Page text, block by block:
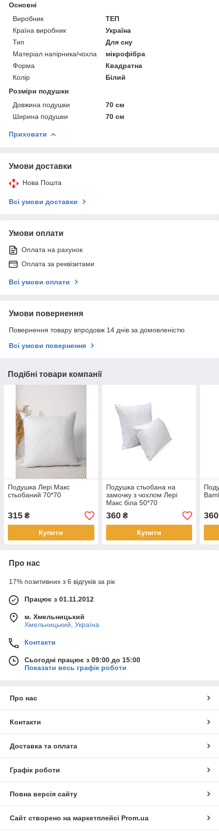
Основні
Виробник
ТЕП
Країна виробник
Україна
Тип
Для сну
Матеріал напірника/чохла
мікрофібра
Форма
Квадратна
Колір
Білий
Розміри подушки
Довжина подушки
70 см
Ширина подушки
70 см
Приховати
Умови доставки
Нова Пошта
Всі умови доставки
Умови оплати
Оплата на рахунок
Оплата за реквізитами
Всі умови оплати
Умови повернення
Повернення товару впродовж 14 днів за домовленістю
Всі умови повернення
Подібні товари компанії
Подушка Лері Макс
стьобаний 70*70
315 ₴
Купити
Подушка стьобана на
замочку з чохлом Лері
Макс біла 50*70
360₴
Купити
360
Про нас
17% позитивних з 6 відгуків за рік
Працює з 01.11.2012
м. Хмельницький
Хмельницький, Україна
Контакти
Сьогодні працює з 09:00 до 15:00
Показати весь графік роботи
Про нас
Контакти
Доставка та оплата
Графік роботи
Повна версія сайту
Сайт створено на маркетплейсі Prom.ua